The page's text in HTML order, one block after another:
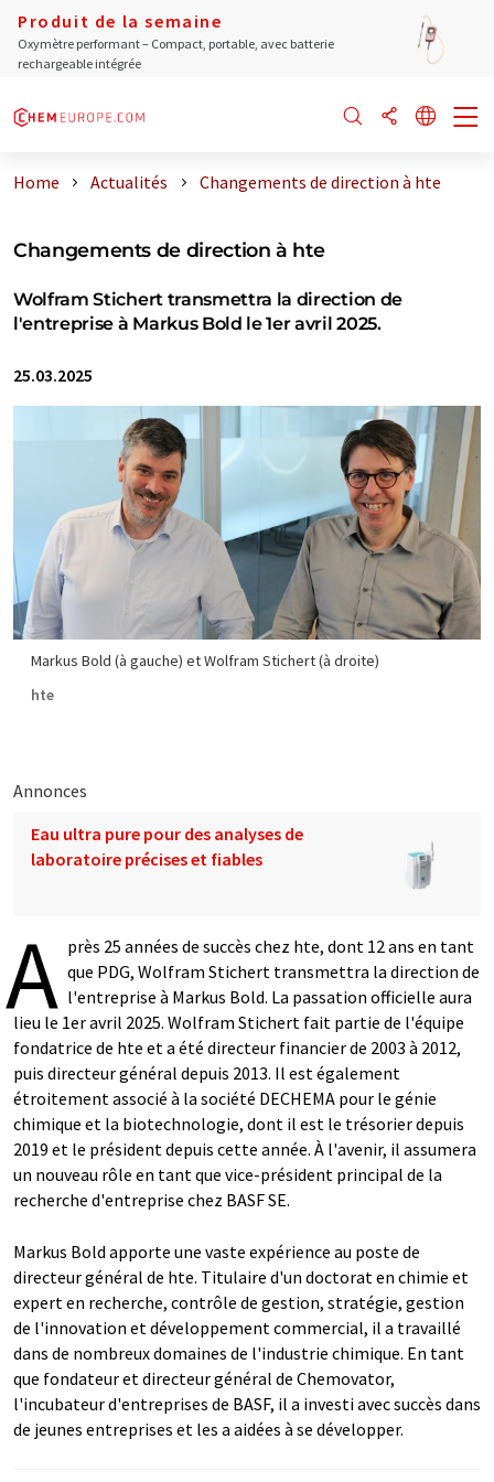
Produit de la semaine
Oxymètre performant – Compact, portable, avec batterie
rechargeable intégrée
Home Actualités Changements de direction à hte
Changements de direction à hte
Wolfram Stichert transmettra la direction de
l'entreprise à Markus Bold le 1er avril 2025.
25.03.2025
Markus Bold (à gauche) et Wolfram Stichert (à droite)
hte
Annonces
Eau ultra pure pour des analyses de
laboratoire précises et fiables
A près 25 années de succès chez hte, dont 12 ans en tant
que PDG, Wolfram Stichert transmettra la direction de
l'entreprise à Markus Bold. La passation officielle aura
lieu le 1er avril 2025. Wolfram Stichert fait partie de l'équipe
fondatrice de hte et a été directeur financier de 2003 à 2012,
puis directeur général depuis 2013. Il est également
étroitement associé à la société DECHEMA pour le génie
chimique et la biotechnologie, dont il est le trésorier depuis
2019 et le président depuis cette année. À l'avenir, il assumera
un nouveau rôle en tant que vice-président principal de la
recherche d'entreprise chez BASF SE.
Markus Bold apporte une vaste expérience au poste de
directeur général de hte. Titulaire d'un doctorat en chimie et
expert en recherche, contrôle de gestion, stratégie, gestion
de l'innovation et développement commercial, il a travaillé
dans de nombreux domaines de l'industrie chimique. En tant
que fondateur et directeur général de Chemovator,
l'incubateur d'entreprises de BASF, il a investi avec succès dans
de jeunes entreprises et les a aidées à se développer.